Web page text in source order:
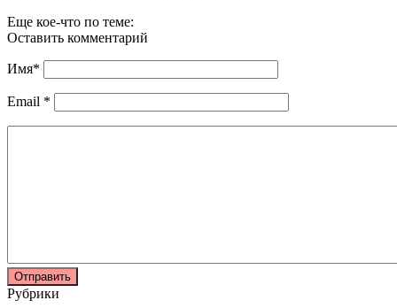
Еще кое-что по теме:
Оставить комментарий
Имя*
Email *
Рубрики